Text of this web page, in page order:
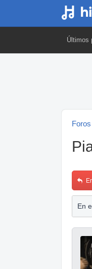
Últimos
Foros